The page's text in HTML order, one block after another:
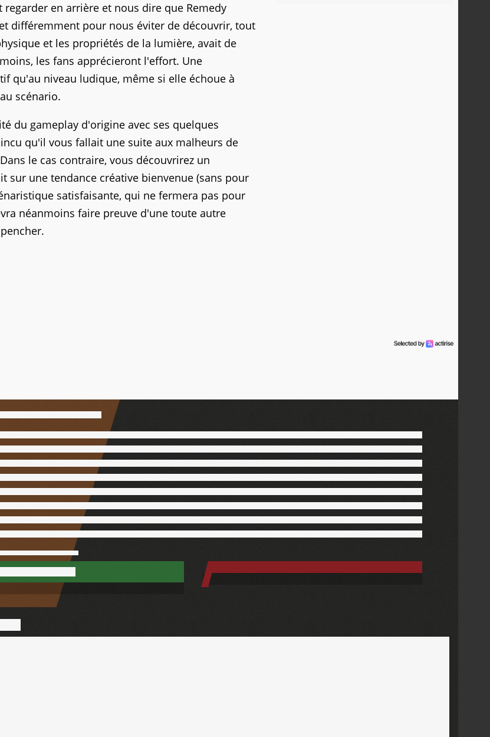
en arrière et nous dire que Remedy
différemment pour nous éviter de découvrir, tout
et les propriétés de la lumière, avait de
les fans apprécieront l'effort. Une
qu'au niveau ludique, même si elle échoue à
scénario.
du gameplay d'origine avec ses quelques
qu'il vous fallait une suite aux malheurs de
le cas contraire, vous découvrirez un
sur une tendance créative bienvenue (sans pour
satisfaisante, qui ne fermera pas pour
néanmoins faire preuve d'une toute autre